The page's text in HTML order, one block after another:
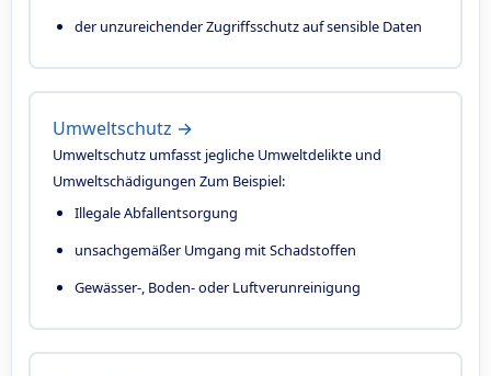
der unzureichender Zugriffsschutz auf sensible Daten
Umweltschutz →
Umweltschutz umfasst jegliche Umweltdelikte und
Umweltschädigungen Zum Beispiel:
Illegale Abfallentsorgung
unsachgemäßer Umgang mit Schadstoffen
Gewässer-, Boden- oder Luftverunreinigung